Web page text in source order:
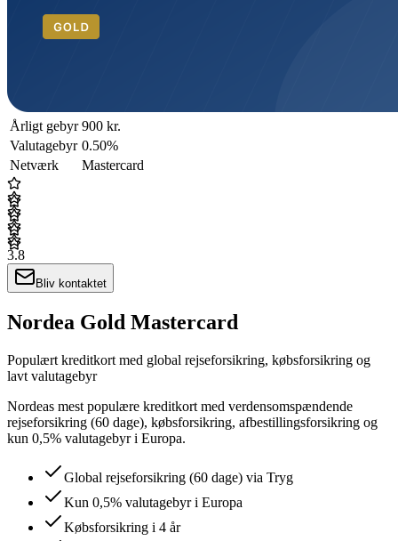
Årligt gebyr 900 kr.
Valutagebyr 0.50%
Netværk
Mastercard
3.8
Bliv kontaktet
Nordea Gold Mastercard
Populært kreditkort med global rejseforsikring, købsforsikring og
lavt valutagebyr
Nordeas mest populære kreditkort med verdensomspændende
rejseforsikring (60 dage), købsforsikring, afbestillingsforsikring og
kun 0,5% valutagebyr i Europa.
Global rejseforsikring (60 dage) via Tryg
Kun 0,5% valutagebyr i Europa
Købsforsikring i 4 år